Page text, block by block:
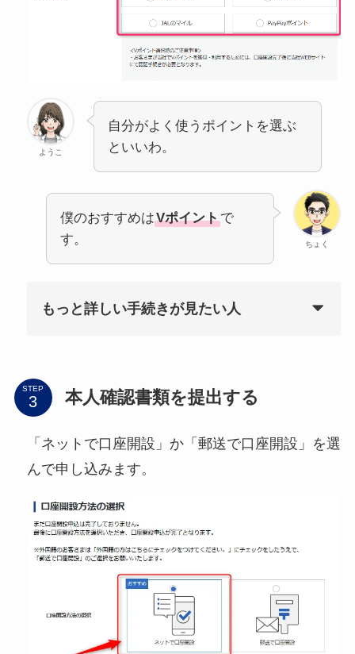
ようこ
自分がよく使うポイントを選ぶ
といいわ。
ちょく
僕のおすすめはVポイントで
す。
もっと詳しい手続きが見たい人
STEP 本人確認書類を提出する
「ネットで口座開設」か「郵送で口座開設」を選
んで申し込みます。